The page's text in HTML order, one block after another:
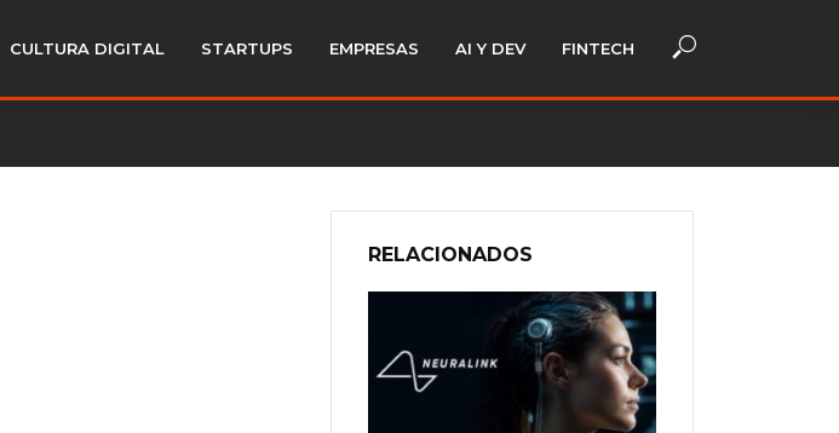
CULTURA DIGITAL STARTUPS EMPRESAS AI Y DEV FINTECH
RELACIONADOS